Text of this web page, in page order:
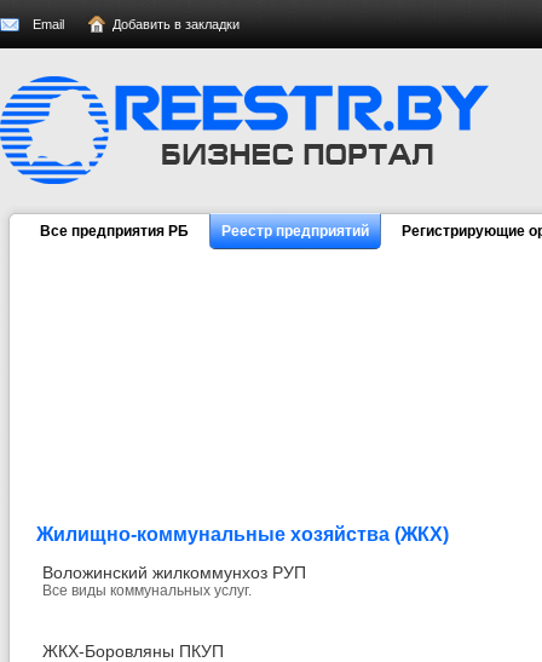
Email Добавить в закладки
Все предприятия РБ Реестр предприятий Регистрирующие
Жилищно-коммунальные хозяйства (ЖКХ)
Воложинский жилкоммунхоз РУП
Все виды коммунальных услуг.
ЖКХ-Боровляны ПКУП